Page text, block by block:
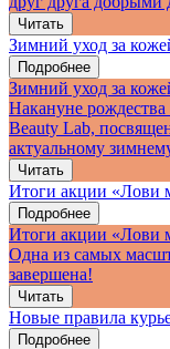
Читать
Зимний уход за
Подробнее
Зимний уход за
Накануне
Beauty Lab,
актуальному
Читать
Итоги акции «Лови
Подробнее
Итоги акции «Лови
Одна из самых
завершена!
Читать
Новые правила
Подробнее